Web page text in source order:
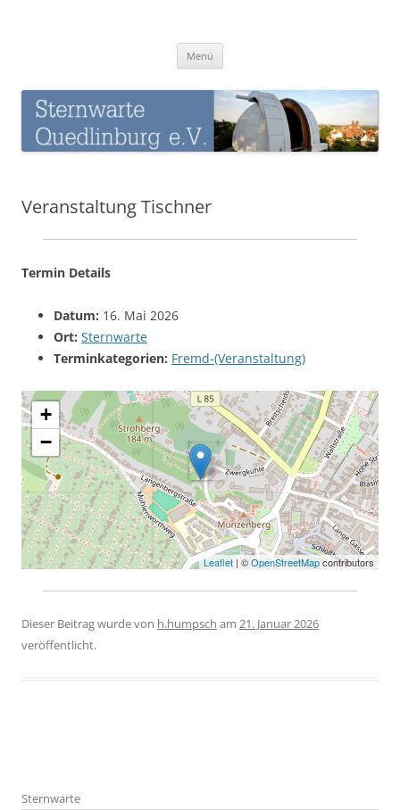
Menü
Veranstaltung Tischner
Termin Details
Datum: 16. Mai 2026
Ort: Sternwarte
Terminkategorien: Fremd-(Veranstaltung)
+
−
Leaflet | ©OpenStreetMapcontributors
Dieser Beitrag wurdevon h.humpsch am 21. Januar 2026
veröffentlicht.
Sternwarte